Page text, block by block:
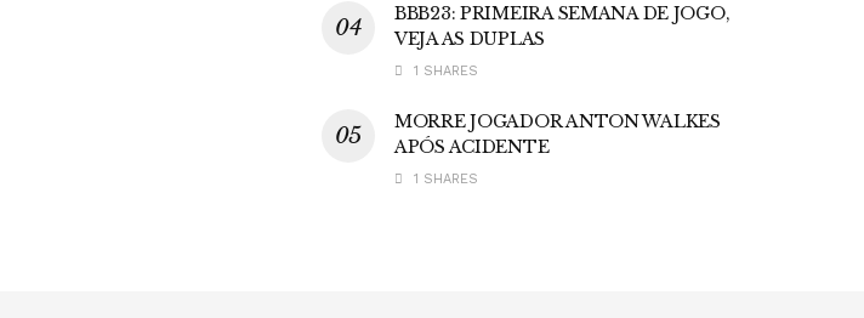
BBB23: PRIMEIRA SEMANA DE JOGO,
VEJA AS DUPLAS
1 SHARES
MORRE JOGADOR ANTON WALKES
APÓS ACIDENTE
1 SHARES